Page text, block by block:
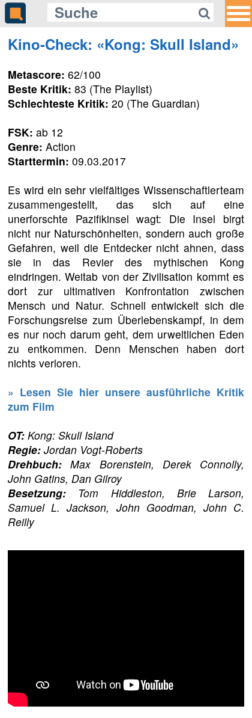
Kino-Check: «Kong: Skull Island»
Metascore: 62/100
Beste Kritik: 83 (The Playlist)
Schlechteste Kritik: 20 (The Guardian)
FSK: ab 12
Genre: Action
Starttermin: 09.03.2017
Es wird ein sehr vielfältiges Wissenschaftlerteam
zusammengestellt, das sich auf eine
unerforschte Pazifikinsel wagt: Die Insel birgt
nicht nur Naturschönheiten, sondern auch große
Gefahren, weil die Entdecker nicht ahnen, dass
sie in das Revier des mythischen Kong
eindringen. Weitab von der Zivilisation kommt es
dort zur ultimativen Konfrontation zwischen
Mensch und Natur. Schnell entwickelt sich die
Forschungsreise zum Überlebenskampf, in dem
es nur noch darum geht, dem urweltlichen Eden
zu entkommen. Denn Menschen haben dort
nichts verloren.
» Lesen Sie hier unsere ausführliche Kritik
zum Film
OT: Kong: Skull Island
Regie: Jordan Vogt-Roberts
Drehbuch: Max Borenstein, Derek Connolly,
John Gatins, Dan Gilroy
Besetzung: Tom Hiddleston, Brie Larson,
Samuel L. Jackson, John Goodman, John C.
Reilly